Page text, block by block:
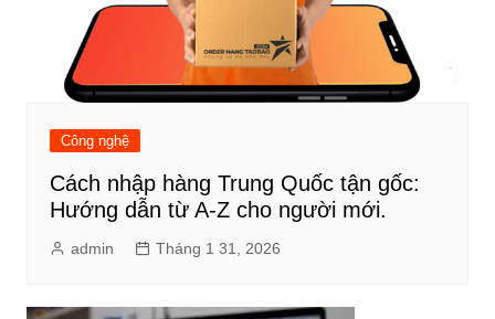
Công nghệ
Cách nhập hàng Trung Quốc tận gốc:
Hướng dẫn từ A-Z cho người mới.
admin Tháng 1 31, 2026